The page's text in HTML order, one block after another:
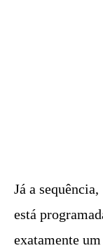
Já a sequência,
está
exatamente